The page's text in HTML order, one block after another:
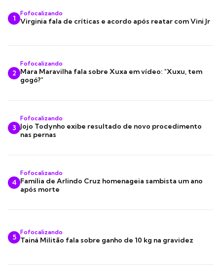
1
Fofocalizando
Virginia fala de críticas e acordo após reatar com Vini Jr
2
Fofocalizando
Mara Maravilha fala sobre Xuxa em vídeo: "Xuxu, tem
gogó?"
3
Fofocalizando
Jojo Todynho exibe resultado de novo procedimento
nas pernas
4
Fofocalizando
Família de Arlindo Cruz homenageia sambista um ano
após morte
5
Fofocalizando
Tainá Militão fala sobre ganho de 10 kg na gravidez